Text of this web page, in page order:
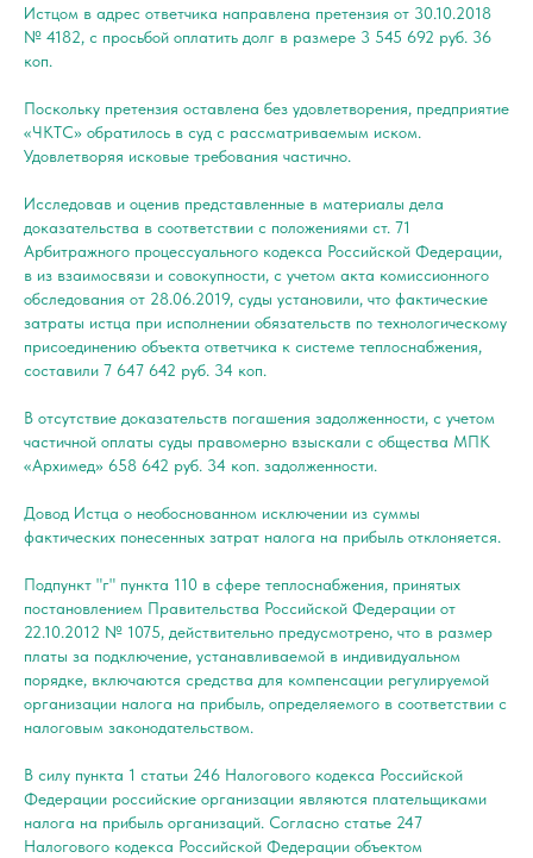
Истцом в адрес ответчика направлена претензия от 30.10.2018
№ 4182, с просьбой оплатить долг в размере 3 545 692 руб. 36
коп.
Поскольку претензия оставлена без удовлетворения, предприятие
«ЧКТС» обратилось в суд с рассматриваемым иском.
Удовлетворяя исковые требования частично.
Исследовав и оценив представленные в материалы дела
доказательства в соответствии с положениями ст. 71
Арбитражного процессуального кодекса Российской Федерации,
в из взаимосвязи и совокупности, с учетом акта комиссионного
обследования от 28.06.2019, суды установили, что фактические
затраты истца при исполнении обязательств по технологическому
присоединению объекта ответчика к системе теплоснабжения,
составили 7 647 642 руб. 34 коп.
В отсутствие доказательств погашения задолженности, с учетом
частичной оплаты суды правомерно взыскали с общества МПК
«Архимед» 658 642 руб. 34 коп. задолженности.
Довод Истца о необоснованном исключении из суммы
фактических понесенных затрат налога на прибыль отклоняется.
Подпункт "г" пункта 110 в сфере теплоснабжения, принятых
постановлением Правительства Российской Федерации от
22.10.2012 № 1075, действительно предусмотрено, что в размер
платы за подключение, устанавливаемой в индивидуальном
порядке, включаются средства для компенсации регулируемой
организации налога на прибыль, определяемого в соответствии с
налоговым законодательством.
В силу пункта 1 статьи 246 Налогового кодекса Российской
Федерации российские организации являются плательщиками
налога на прибыль организаций. Согласно статье 247
Налогового кодекса Российской Федерации объектом